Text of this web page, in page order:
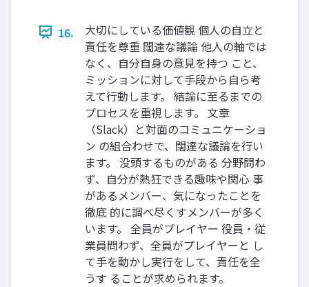
16.
大切にしている価値観 個人の自立と
責任を尊重 闊達な議論 他人の軸では
なく、自分自身の意見を持つ こと、
ミッションに対して手段から自ら考
えて行動します。 結論に至るまでの
プロセスを重視します。 文章
（Slack）と対面のコミュニケーショ
ン の組合わせで、闊達な議論を行い
ます。 没頭するものがある 分野問わ
ず、自分が熱狂できる趣味や関心 事
があるメンバー、気になったことを
徹底 的に調べ尽くすメンバーが多く
います。 全員がプレイヤー 役員・従
業員問わず、全員がプレイヤーと し
て手を動かし実行をして、責任を全
うす ることが求められます。